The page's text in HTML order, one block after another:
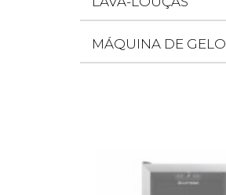
MÁQUINA DE GELO